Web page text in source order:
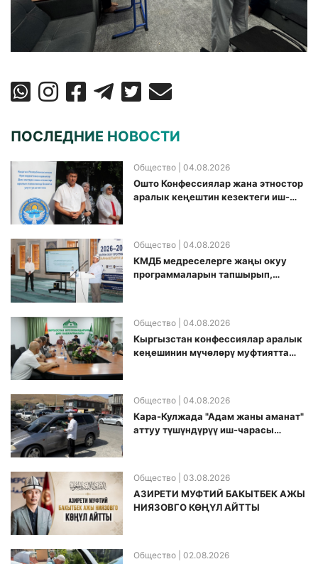
ПОСЛЕДНИЕ НОВОСТИ
Общество | 04.08.2026
Ошто Конфессиялар жана этностор
аралык кеңештин кезектеги иш-
Общество | 04.08.2026
КМДБ медреселерге жаңы окуу
программаларын тапшырып,
Общество | 04.08.2026
Кыргызстан конфессиялар аралык
кеӊешинин мүчөлөрү муфтиятта
Общество | 04.08.2026
Кара-Кулжада "Адам жаны аманат"
аттуу түшүндүрүү иш-чарасы
Общество | 03.08.2026
АЗИРЕТИ МУФТИЙ БАКЫТБЕК АЖЫ
НИЯЗОВГО КӨҢҮЛ АЙТТЫ
Общество | 02.08.2026